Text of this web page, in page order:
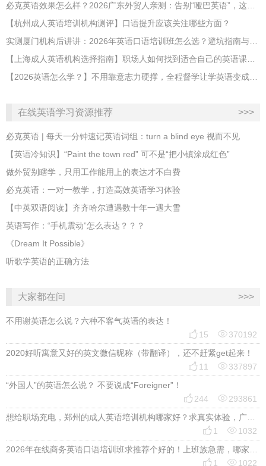
必克英语效果怎么样？2026广东外贸人亲测：告别“哑巴英语”，这才是成年人最高效的自救指南！
【杭州成人英语培训机构测评】口语提升应该关注哪些方面？
实测厦门机构后讲讲：2026年英语口语培训班怎么选？避坑指南与高效学习新范式
【上海成人英语机构选择指南】职场人如何找到适合自己的英语课程？
【2026英语怎么学？】不用靠意志力硬撑，全程督学让学英语变成日常习惯
在线英语学习资源推荐 >>>
必克英语 | 每天一分钟速记英语词组：turn a blind eye 视而不见
​【英语冷知识】“Paint the town red” 可不是“把小镇涂成红色”
做外贸别瞎学，只用工作能用上的表达才不白费
必克英语：一对一教学，打造高效英语学习体验
【中英双语阅读】齐齐哈尔遭遇数十年一遇大雪
英语写作：“手机震动”怎么表达？？？
《Dream It Possible》
听歌学英语的正确方法
大家都在问 >>>
不用谢英语怎么说？六种不客气英语的表达！
 15 370192
2020好听寓意又好的英文微信昵称（带翻译），还不赶紧get起来！
 11 337897
“外国人”的英语怎么说？ 不要说成“Foreigner”！
 244 293861
想给职场充电，郑州的成人英语培训机构哪家好？求真实体验，广告勿扰，感谢！
 1 1032
2026年在线商务英语口语培训班求推荐个好的！上班族急需，哪家好？
 1 1022